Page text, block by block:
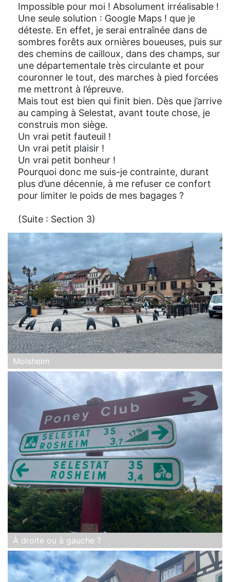
Impossible pour moi ! Absolument irréalisable !
Une seule solution : Google Maps ! que je
déteste. En effet, je serai entraînée dans de
sombres forêts aux ornières boueuses, puis sur
des chemins de cailloux, dans des champs, sur
une départementale très circulante et pour
couronner le tout, des marches à pied forcées
me mettront à l’épreuve.
Mais tout est bien qui finit bien. Dès que j’arrive
au camping à Selestat, avant toute chose, je
construis mon siège.
Un vrai petit fauteuil !
Un vrai petit plaisir !
Un vrai petit bonheur !
Pourquoi donc me suis-je contrainte, durant
plus d’une décennie, à me refuser ce confort
pour limiter le poids de mes bagages ?
(Suite : Section 3)
Molsheim
À droite ou à gauche ?